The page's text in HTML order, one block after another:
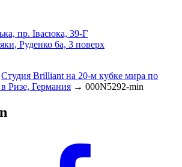
пр. Івасюка, 39-Г
Руденко 6а, 3 поверх
Студия Brilliant на 20-м кубке мира по
Ризе, Германия → 000N5292-min